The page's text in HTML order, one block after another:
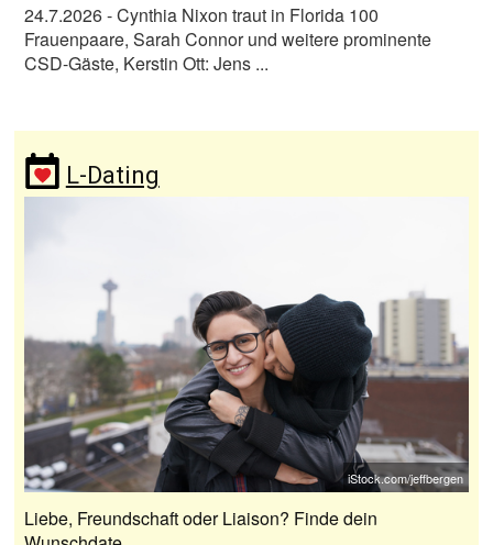
24.7.2026- Cynthia Nixon traut in Florida 100
Frauenpaare, Sarah Connor und weitere prominente
CSD-Gäste, Kerstin Ott: Jens ...
L-Dating
iStock.com/jeffbergen
Liebe, Freundschaft oder Liaison? Finde dein